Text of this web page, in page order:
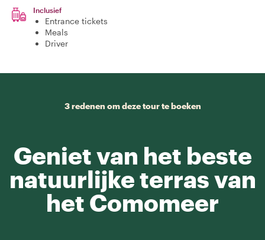
Inclusief
Entrance tickets
Meals
Driver
3 redenen om deze tour te boeken
Geniet van het beste
natuurlijke terras van
het Comomeer